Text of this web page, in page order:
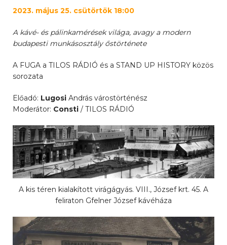
2023. május 25. csütörtök 18:00
A kávé- és pálinkamérések világa, avagy a modern
budapesti munkásosztály őstörténete
A FUGA a TILOS RÁDIÓ és a STAND UP HISTORY közös
sorozata
Előadó: Lugosi András várostörténész
Moderátor: Consti / TILOS RÁDIÓ
A kis téren kialakított virágágyás. VIII., József krt. 45. A
feliraton Gfelner József kávéháza